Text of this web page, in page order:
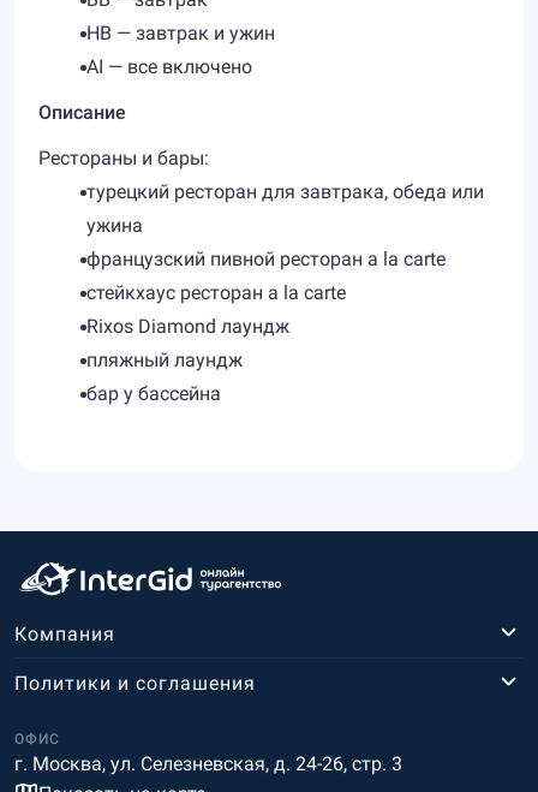
HB — завтрак и ужин
AI — все включено
Описание
Рестораны и бары:
турецкий ресторан для завтрака, обеда или
ужина
французский пивной ресторан a la carte
стейкхаус ресторан a la carte
Rixos Diamond лаундж
пляжный лаундж
бар у бассейна
Компания
ОФИС
г. Москва, ул. Селезневская, д. 24-26, стр. 3
Политики и соглашения